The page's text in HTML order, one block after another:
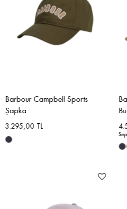
Barbour Campbell Sports
Şapka
3.295,00 TL